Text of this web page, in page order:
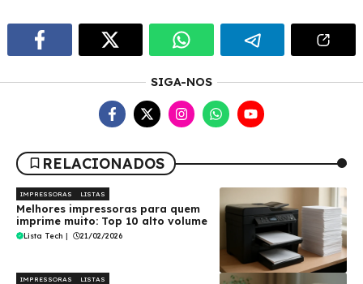
SIGA-NOS
RELACIONADOS
IMPRESSORAS LISTAS
Melhores impressoras para quem
imprime muito: Top 10 alto volume
Lista Tech | 21/02/2026
IMPRESSORAS LISTAS